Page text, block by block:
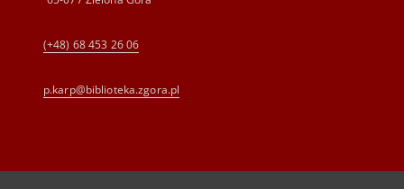
(+48) 68 453 26 06
p.karp@biblioteka.zgora.pl